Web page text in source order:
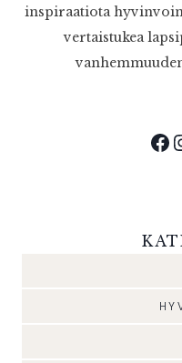
inspiraatiota
vertaistukea